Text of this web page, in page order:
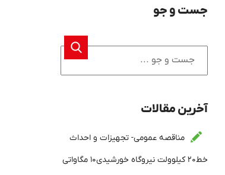
جست و جو
آخرین مقالات
مناقصه عمومی- تجهیزات و احداث
خط۲۰ کیلوولت نیروگاه خورشیدی۱۰ مگاواتی